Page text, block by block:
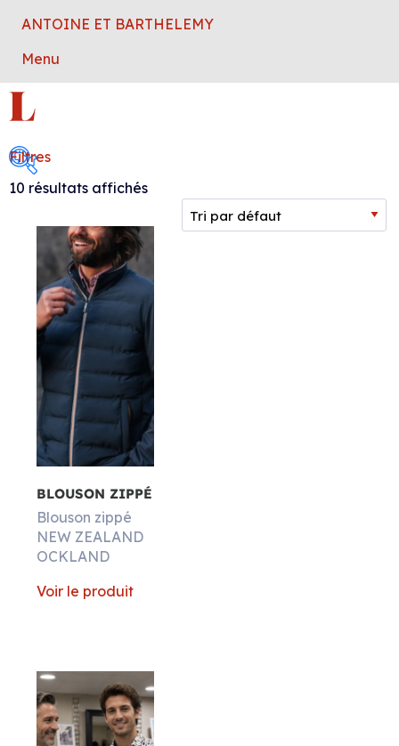
ANTOINE ET BARTHELEMY
Menu
L
Filtres
Collection femme
Collection homme
Marque
Taille
Couleur
Matières
10 résultats affichés
BLOUSON ZIPPÉ
Blouson zippé
NEW ZEALAND
OCKLAND
Voir le produit